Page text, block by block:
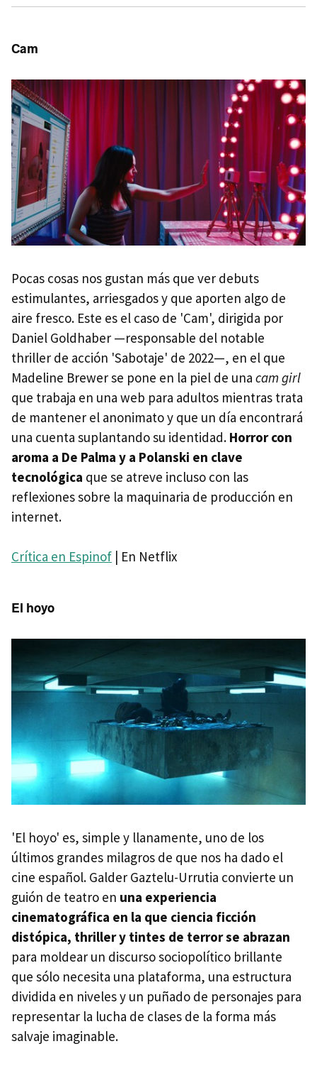
Cam
Pocas cosas nos gustan más que ver debuts
estimulantes, arriesgados y que aporten algo de
aire fresco. Este es el caso de 'Cam', dirigida por
Daniel Goldhaber —responsable del notable
thriller de acción 'Sabotaje' de 2022—, en el que
Madeline Brewer se pone en la piel de una cam girl
que trabaja en una web para adultos mientras trata
de mantener el anonimato y que un día encontrará
una cuenta suplantando su identidad. Horror con
aroma a De Palma y a Polanski en clave
tecnológica que se atreve incluso con las
reflexiones sobre la maquinaria de producción en
internet.
Crítica en Espinof | En Netflix
El hoyo
'El hoyo' es, simple y llanamente, uno de los
últimos grandes milagros de que nos ha dado el
cine español. Galder Gaztelu-Urrutia convierte un
guión de teatro en una experiencia
cinematográfica en la que ciencia ficción
distópica, thriller y tintes de terror se abrazan
para moldear un discurso sociopolítico brillante
que sólo necesita una plataforma, una estructura
dividida en niveles y un puñado de personajes para
representar la lucha de clases de la forma más
salvaje imaginable.